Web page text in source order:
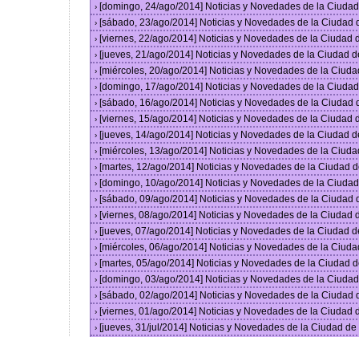
› [domingo, 24/ago/2014] Noticias y Novedades de la
› [sábado, 23/ago/2014] Noticias y Novedades de la Ciudad
› [viernes, 22/ago/2014] Noticias y Novedades de la Ciudad
› [jueves, 21/ago/2014] Noticias y Novedades de la Ciudad
› [miércoles, 20/ago/2014] Noticias y Novedades de la
› [domingo, 17/ago/2014] Noticias y Novedades de la
› [sábado, 16/ago/2014] Noticias y Novedades de la Ciudad
› [viernes, 15/ago/2014] Noticias y Novedades de la Ciudad
› [jueves, 14/ago/2014] Noticias y Novedades de la Ciudad
› [miércoles, 13/ago/2014] Noticias y Novedades de la
› [martes, 12/ago/2014] Noticias y Novedades de la Ciudad
› [domingo, 10/ago/2014] Noticias y Novedades de la
› [sábado, 09/ago/2014] Noticias y Novedades de la Ciudad
› [viernes, 08/ago/2014] Noticias y Novedades de la Ciudad
› [jueves, 07/ago/2014] Noticias y Novedades de la Ciudad
› [miércoles, 06/ago/2014] Noticias y Novedades de la
› [martes, 05/ago/2014] Noticias y Novedades de la Ciudad
› [domingo, 03/ago/2014] Noticias y Novedades de la
› [sábado, 02/ago/2014] Noticias y Novedades de la Ciudad
› [viernes, 01/ago/2014] Noticias y Novedades de la Ciudad
› [jueves, 31/jul/2014] Noticias y Novedades de la Ciudad